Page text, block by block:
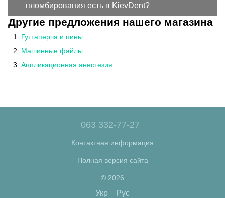
пломбирования есть в KievDent?
Другие предложения нашего магазина
Гуттаперча и пины
Машинные файлы
Аппликационная анестезия
063 332-77-27
Контактная информация
Полная версия сайта
© 2026
Укр Рус